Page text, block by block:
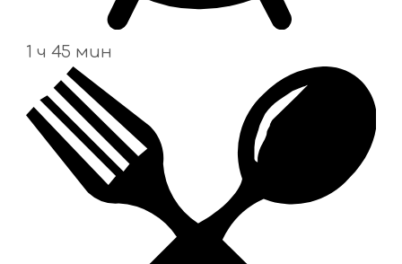
1 ч 45 мин